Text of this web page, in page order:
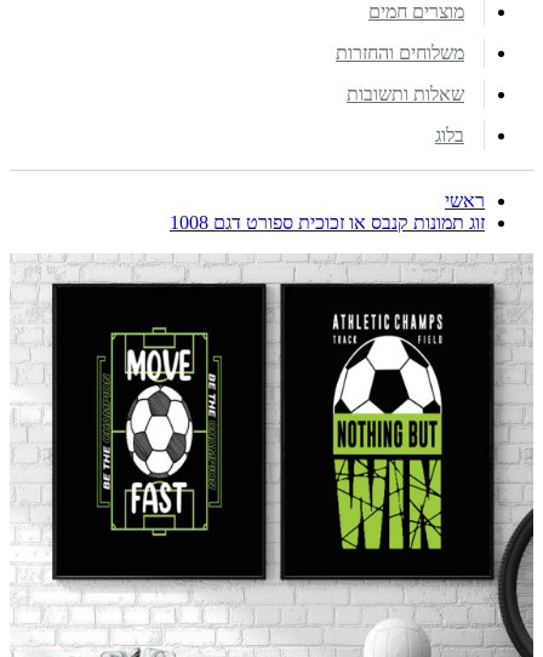
מוצרים חמים
משלוחים והחזרות
שאלות ותשובות
בלוג
ראשי
זוג תמונות קנבס או זכוכית ספורט דגם 1008